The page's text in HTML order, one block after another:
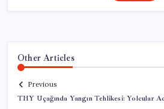
Other Articles
Previous
THY Uçağında Yangın Tehlikesi: Yolcular